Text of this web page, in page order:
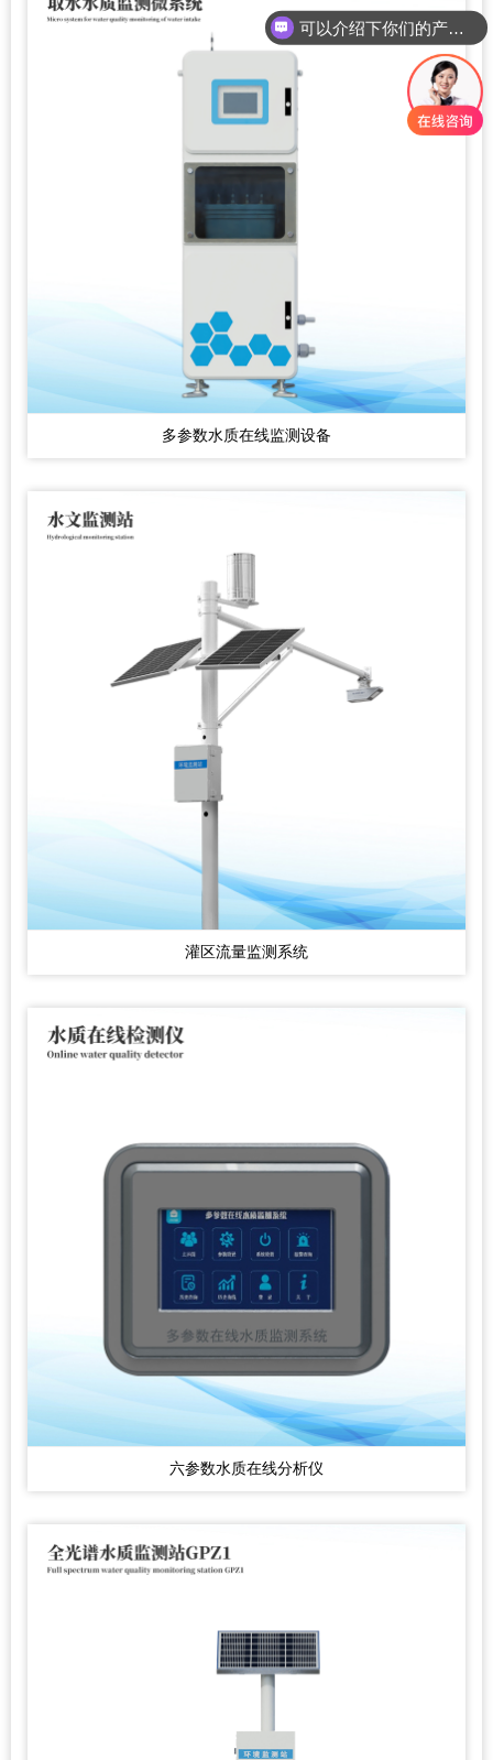
多参数水质在线监测设备
灌区流量监测系统
六参数水质在线分析仪
可以介绍下你们的产品么？